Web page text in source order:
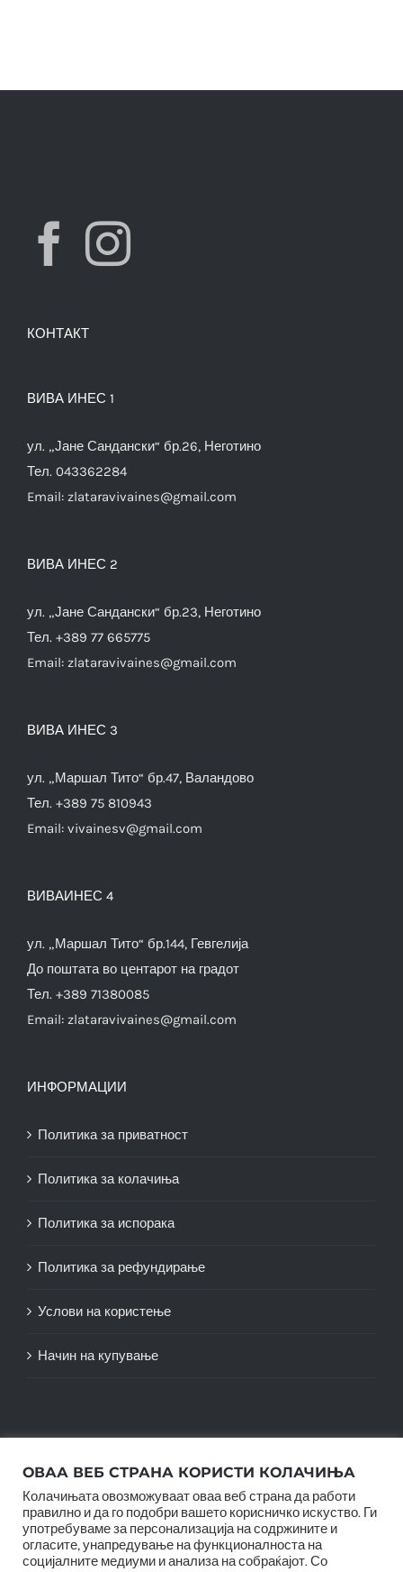
КОНТАКТ
ВИВА ИНЕС 1
ул. „Јане Сандански“ бр.26, Неготино
Тел. 043362284
Email: zlataravivaines@gmail.com
ВИВА ИНЕС 2
ул. „Јане Сандански“ бр.23, Неготино
Тел. +389 77 665775
Email: zlataravivaines@gmail.com
ВИВА ИНЕС 3
ул. „Маршал Тито“ бр.47, Валандово
Тел. +389 75 810943
Email: vivainesv@gmail.com
ВИВАИНЕС 4
ул. „Маршал Тито“ бр.144, Гевгелија
До поштата во центарот на градот
Тел. +389 71380085
Email: zlataravivaines@gmail.com
ИНФОРМАЦИИ
Политика за приватност
Политика за колачиња
Политика за испорака
Политика за рефундирање
Услови на користење
Начин на купување
© Copyright 2012 - 2026 |SwiftAgency| All Rights
ОВАА ВЕБ СТРАНА КОРИСТИ КОЛАЧИЊА
Колачињата овозможуваат оваа веб страна да работи
правилно и да го подобри вашето корисничко искуство. Ги
употребуваме за персонализација на содржините и
огласите, унапредување на функционалноста на
социјалните медиуми и анализа на собраќајот. Со